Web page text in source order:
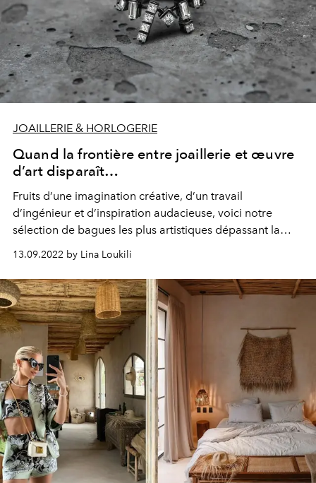
JOAILLERIE & HORLOGERIE
Quand la frontière entre joaillerie et œuvre
d’art disparaît…
Fruits d’une imagination créative, d’un travail
d’ingénieur et d’inspiration audacieuse, voici notre
sélection de bagues les plus artistiques dépassant la
simple appellation de bijoux.
13.09.2022 by Lina Loukili